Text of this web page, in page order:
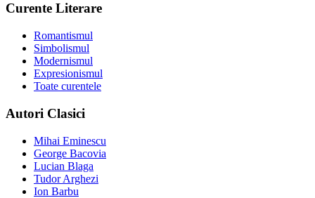
Curente Literare
Romantismul
Simbolismul
Modernismul
Expresionismul
Toate curentele
Autori Clasici
Mihai Eminescu
George Bacovia
Lucian Blaga
Tudor Arghezi
Ion Barbu